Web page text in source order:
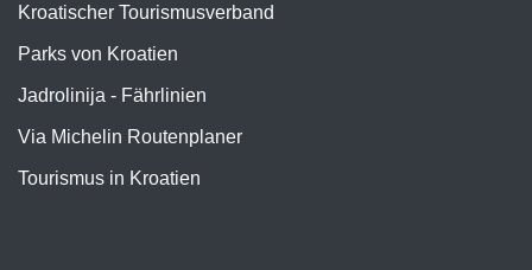
Kroatischer Tourismusverband
Parks von Kroatien
Jadrolinija - Fährlinien
Via Michelin Routenplaner
Tourismus in Kroatien